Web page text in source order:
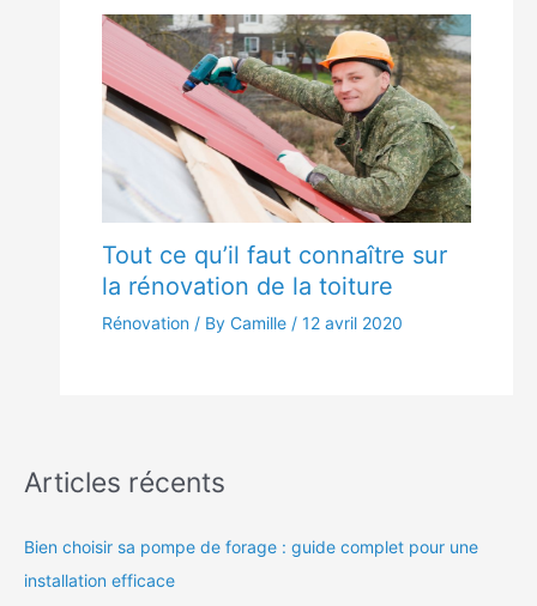
Tout ce qu’il faut connaître sur
la rénovation de la toiture
Rénovation / By Camille / 12 avril 2020
Articles récents
Bien choisir sa pompe de forage : guide complet pour une
installation efficace